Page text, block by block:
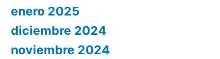
enero 2025
diciembre 2024
noviembre 2024